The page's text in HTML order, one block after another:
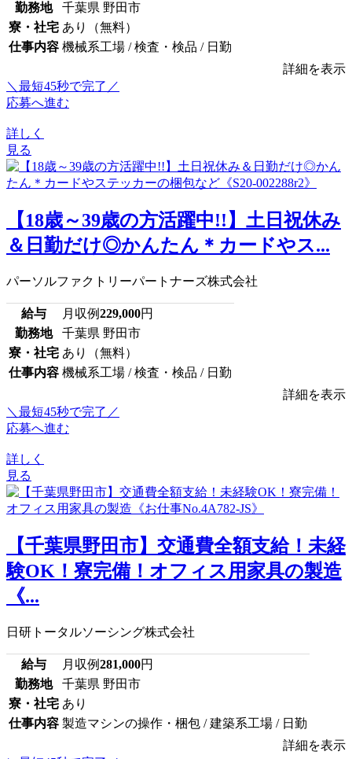
勤務地
千葉県 野田市
寮・社宅 あり（無料）
仕事内容 機械系工場 / 検査・検品 / 日勤
詳細を表示
＼最短45秒で完了／
応募へ進む
詳しく
見る
【18歳～39歳の方活躍中!!】土日祝休み
＆日勤だけ◎かんたん＊カードやス...
パーソルファクトリーパートナーズ株式会社
給与 月収例229,000円
勤務地
千葉県 野田市
寮・社宅 あり（無料）
仕事内容 機械系工場 / 検査・検品 / 日勤
詳細を表示
＼最短45秒で完了／
応募へ進む
詳しく
見る
【千葉県野田市】交通費全額支給！未経
験OK！寮完備！オフィス用家具の製造
《...
日研トータルソーシング株式会社
給与 月収例281,000円
勤務地
千葉県 野田市
寮・社宅 あり
仕事内容 製造マシンの操作・梱包 / 建築系工場 / 日勤
詳細を表示